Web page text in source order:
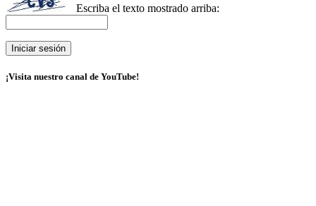
Escriba el texto mostrado arriba:
¡Visita nuestro canal de YouTube!